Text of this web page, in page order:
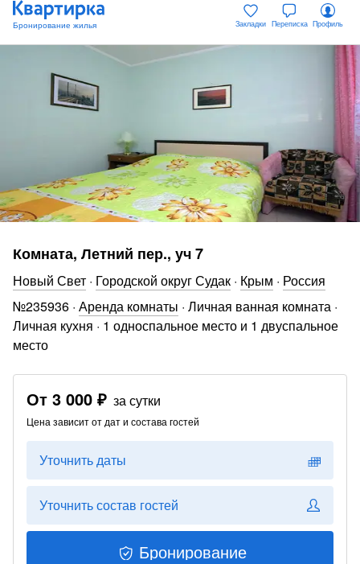
Закладки Переписка Профиль
Комната, Летний пер., уч 7
Новый Свет · Городской округ Судак · Крым · Россия
№235936 · Аренда комнаты · Личная ванная комната ·
Личная кухня · 1 односпальное место и 1 двуспальное
место
От 3 000 ₽ за сутки
Цена зависит от дат и состава гостей
Уточнить даты
Уточнить состав гостей
Бронирование